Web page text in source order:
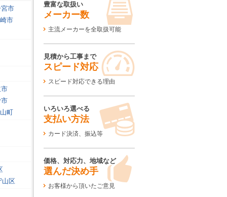
市
市
町
山区
豊富な取扱い
メーカー数
主流メーカーを全取扱可能
見積から工事まで
スピード対応
スピード対応できる理由
いろいろ選べる
支払い方法
カード決済、振込等
価格、対応力、地域など
選んだ決め手
お客様から頂いたご意見